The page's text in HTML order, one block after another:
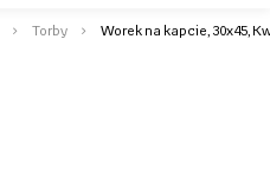
Torby Worek na kapcie, 30x45,